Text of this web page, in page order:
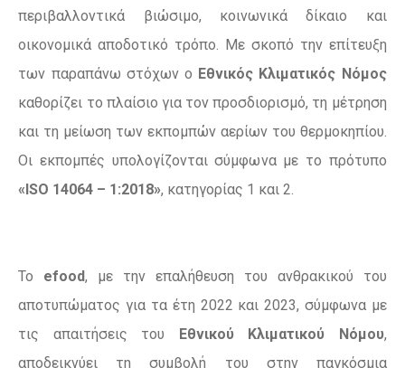
περιβαλλοντικά βιώσιμο, κοινωνικά δίκαιο και
οικονομικά αποδοτικό τρόπο. Με σκοπό την επίτευξη
των παραπάνω στόχων ο Εθνικός Κλιματικός Νόμος
καθορίζει το πλαίσιο για τον προσδιορισμό, τη μέτρηση
και τη μείωση των εκπομπών αερίων του θερμοκηπίου.
Οι εκπομπές υπολογίζονται σύμφωνα με το πρότυπο
«ISO 14064 – 1:2018», κατηγορίας 1 και 2.
Το efood, με την επαλήθευση του ανθρακικού του
αποτυπώματος για τα έτη 2022 και 2023, σύμφωνα με
τις απαιτήσεις του Εθνικού Κλιματικού Νόμου,
αποδεικνύει τη συμβολή του στην παγκόσμια